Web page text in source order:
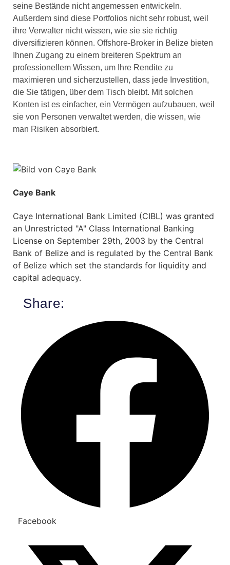
seine Bestände nicht angemessen entwickeln.
Außerdem sind diese Portfolios nicht sehr robust, weil
ihre Verwalter nicht wissen, wie sie sie richtig
diversifizieren können. Offshore-Broker in Belize bieten
Ihnen Zugang zu einem breiteren Spektrum an
professionellem Wissen, um Ihre Rendite zu
maximieren und sicherzustellen, dass jede Investition,
die Sie tätigen, über dem Tisch bleibt. Mit solchen
Konten ist es einfacher, ein Vermögen aufzubauen, weil
sie von Personen verwaltet werden, die wissen, wie
man Risiken absorbiert.
Caye Bank
Caye International Bank Limited (CIBL) was granted
an Unrestricted "A" Class International Banking
License on September 29th, 2003 by the Central
Bank of Belize and is regulated by the Central Bank
of Belize which set the standards for liquidity and
capital adequacy.
Share:
Facebook